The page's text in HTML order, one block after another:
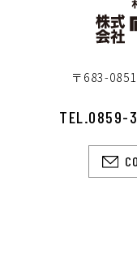
〒683-
TEL.0859-